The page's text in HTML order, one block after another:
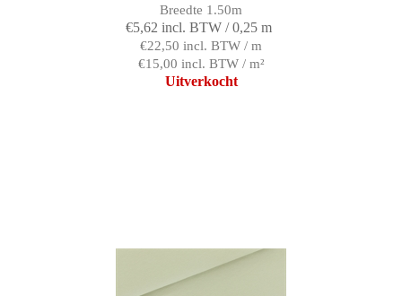
Breedte 1.50m
€5,62 incl. BTW / 0,25 m
€22,50 incl. BTW / m
€15,00 incl. BTW / m²
Uitverkocht